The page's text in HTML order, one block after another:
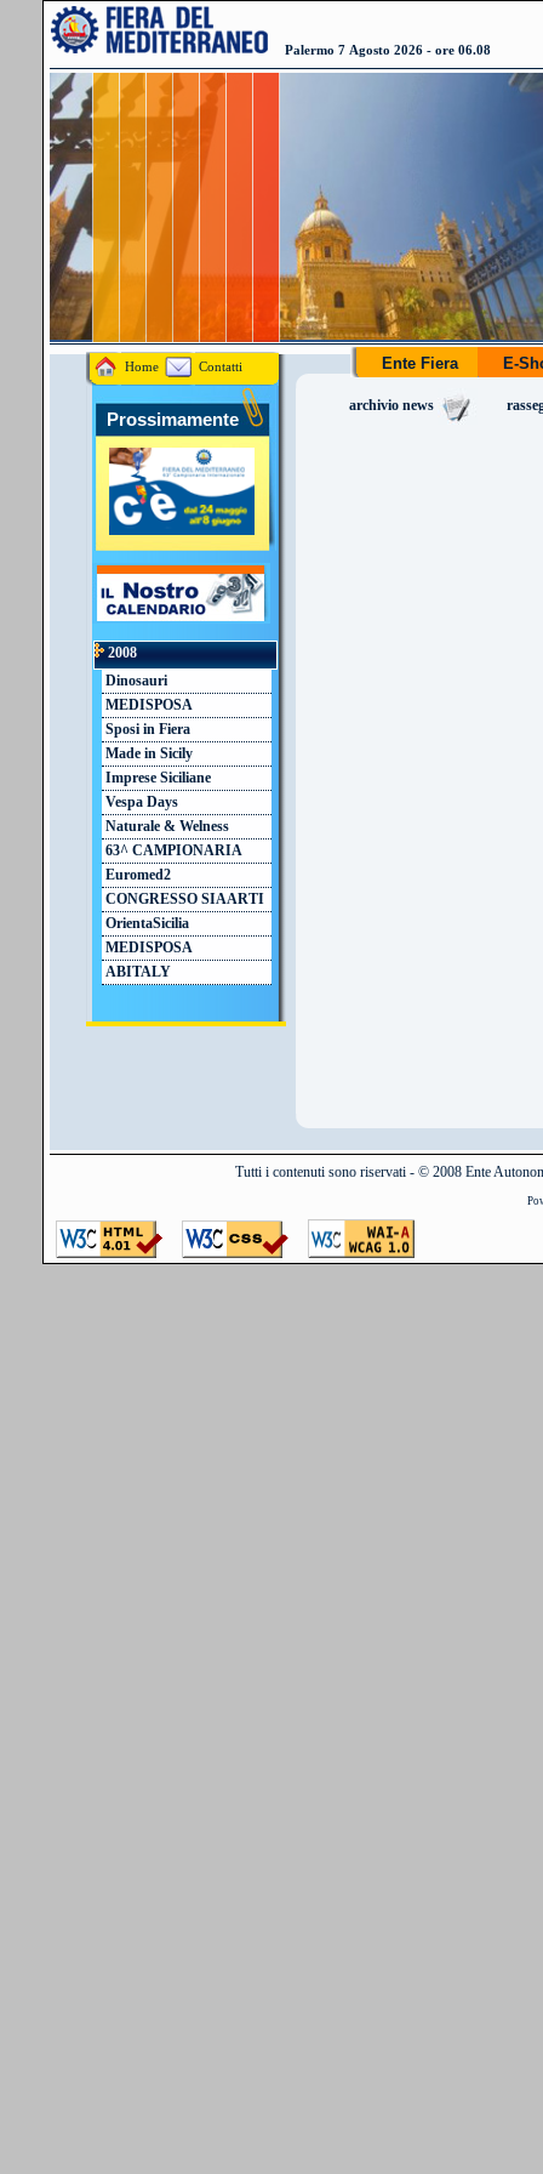
Palermo 7 Agosto 2026 - ore 06.08
Home Contatti
Prossimamente
2008
Dinosauri
MEDISPOSA
Sposi in Fiera
Made in Sicily
Imprese Siciliane
Vespa Days
Naturale & Welness
63^ CAMPIONARIA
Euromed2
CONGRESSO SIAARTI
OrientaSicilia
MEDISPOSA
ABITALY
Ente Fiera E-
archivio news
Tutti i contenuti sono riservati - © 2008 Ente